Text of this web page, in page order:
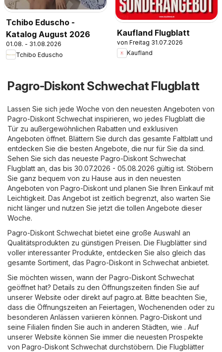
Tchibo Eduscho -
Katalog August 2026
01.08. - 31.08.2026
Tchibo Eduscho
Kaufland Flugblatt
von Freitag 31.07.2026
Kaufland
Pagro-Diskont Schwechat Flugblatt
Lassen Sie sich jede Woche von den neuesten Angeboten von
Pagro-Diskont Schwechat inspirieren, wo jedes Flugblatt die
Tür zu außergewöhnlichen Rabatten und exklusiven
Angeboten öffnet. Blättern Sie durch das gesamte Faltblatt und
entdecken Sie die besten Angebote, die nur für Sie da sind.
Sehen Sie sich das neueste Pagro-Diskont Schwechat
Flugblatt an, das bis 30.07.2026 - 05.08.2026 gültig ist. Stöbern
Sie ganz bequem von zu Hause aus in den neuesten
Angeboten von Pagro-Diskont und planen Sie Ihren Einkauf mit
Leichtigkeit. Das Angebot ist zeitlich begrenzt, also warten Sie
nicht länger und nutzen Sie jetzt die tollen Angebote dieser
Woche.
Pagro-Diskont Schwechat bietet eine große Auswahl an
Qualitätsprodukten zu günstigen Preisen. Die Flugblätter sind
voller interessanter Produkte, entdecken Sie also gleich das
gesamte Sortiment, das Pagro-Diskont in Schwechat anbietet.
Sie möchten wissen, wann der Pagro-Diskont Schwechat
geöffnet hat? Details zu den Öffnungszeiten finden Sie auf
unserer Website oder direkt auf pagro.at. Bitte beachten Sie,
dass die Öffnungszeiten an Feiertagen, Wochenenden oder zu
besonderen Anlässen variieren können. Pagro-Diskont und
seine Filialen finden Sie auch in anderen Städten, wie . Auf
unserer Website können Sie immer die neuesten Prospekte
von Pagro-Diskont Schwechat durchstöbern. Die Flugblätter